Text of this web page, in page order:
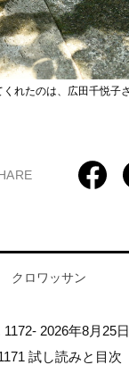
れたのは、広田千悦子さ
クロワッサン
2026年8月25
試し読みと目次